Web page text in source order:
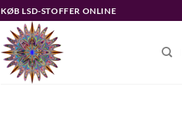
KØB LSD-STOFFER ONLINE